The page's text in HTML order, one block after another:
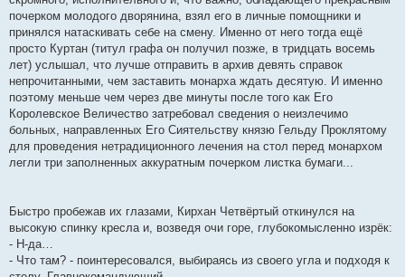
почерком молодого дворянина, взял его в личные помощники и
принялся натаскивать себе на смену. Именно от него тогда ещё
просто Куртан (титул графа он получил позже, в тридцать восемь
лет) услышал, что лучше отправить в архив девять справок
непрочитанными, чем заставить монарха ждать десятую. И именно
поэтому меньше чем через две минуты после того как Его
Королевское Величество затребовал сведения о неизлечимо
больных, направленных Его Сиятельству князю Гельду Проклятому
для проведения нетрадиционного лечения на стол перед монархом
легли три заполненных аккуратным почерком листка бумаги...
Быстро пробежав их глазами, Кирхан Четвёртый откинулся на
высокую спинку кресла и, возведя очи горе, глубокомысленно изрёк:
- Н-да…
- Что там? - поинтересовался, выбираясь из своего угла и подходя к